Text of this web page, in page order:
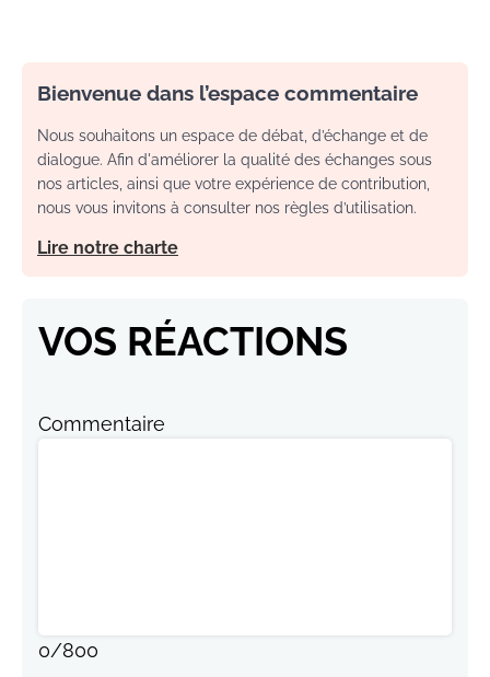
Bienvenue dans l’espace commentaire
Nous souhaitons un espace de débat, d’échange et de
dialogue. Afin d'améliorer la qualité des échanges sous
nos articles, ainsi que votre expérience de contribution,
nous vous invitons à consulter nos règles d’utilisation.
Lire notre charte
VOS RÉACTIONS
Commentaire
0/800